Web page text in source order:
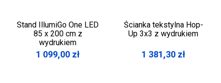
Stand IllumiGo One LED
85 x 200 cm z
wydrukiem
1 099,00 zł
Ścianka tekstylna Hop-
Up 3x3 z wydrukiem
1 381,30 zł